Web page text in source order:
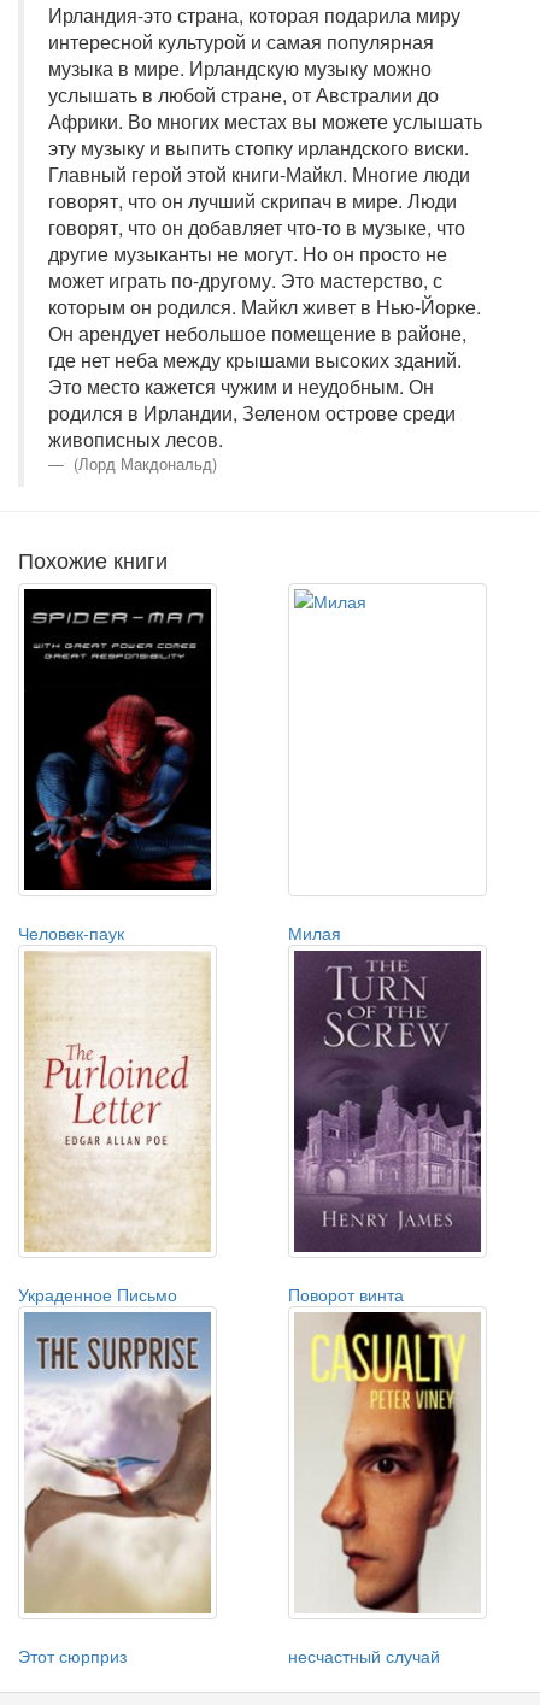
Ирландия-это страна, которая подарила миру
интересной культурой и самая популярная
музыка в мире. Ирландскую музыку можно
услышать в любой стране, от Австралии до
Африки. Во многих местах вы можете услышать
эту музыку и выпить стопку ирландского виски.
Главный герой этой книги-Майкл. Многие люди
говорят, что он лучший скрипач в мире. Люди
говорят, что он добавляет что-то в музыке, что
другие музыканты не могут. Но он просто не
может играть по-другому. Это мастерство, с
которым он родился. Майкл живет в Нью-Йорке.
Он арендует небольшое помещение в районе,
где нет неба между крышами высоких зданий.
Это место кажется чужим и неудобным. Он
родился в Ирландии, Зеленом острове среди
живописных лесов.
(Лорд Макдональд)
Похожие книги
Человек-паук Милая
Украденное Письмо Поворот винта
Этот сюрприз несчастный случай